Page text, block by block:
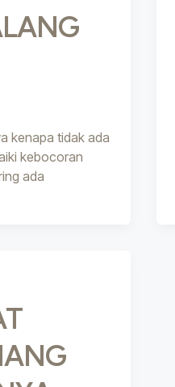
kenapa tidak ada
kebocoran
ada